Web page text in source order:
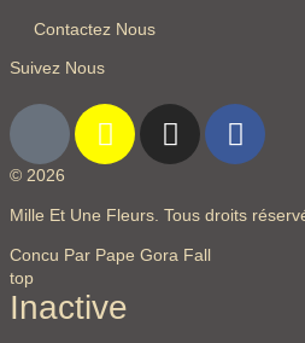
Contactez Nous
Suivez Nous
© 2026
Mille Et Une Fleurs. Tous droits
Concu Par Pape Gora Fall
top
Inactive